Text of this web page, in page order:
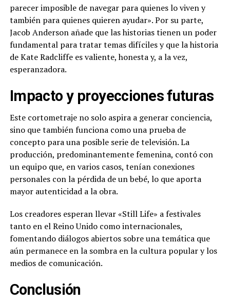
parecer imposible de navegar para quienes lo viven y
también para quienes quieren ayudar». Por su parte,
Jacob Anderson añade que las historias tienen un poder
fundamental para tratar temas difíciles y que la historia
de Kate Radcliffe es valiente, honesta y, a la vez,
esperanzadora.
Impacto y proyecciones futuras
Este cortometraje no solo aspira a generar conciencia,
sino que también funciona como una prueba de
concepto para una posible serie de televisión. La
producción, predominantemente femenina, contó con
un equipo que, en varios casos, tenían conexiones
personales con la pérdida de un bebé, lo que aporta
mayor autenticidad a la obra.
Los creadores esperan llevar «Still Life» a festivales
tanto en el Reino Unido como internacionales,
fomentando diálogos abiertos sobre una temática que
aún permanece en la sombra en la cultura popular y los
medios de comunicación.
Conclusión